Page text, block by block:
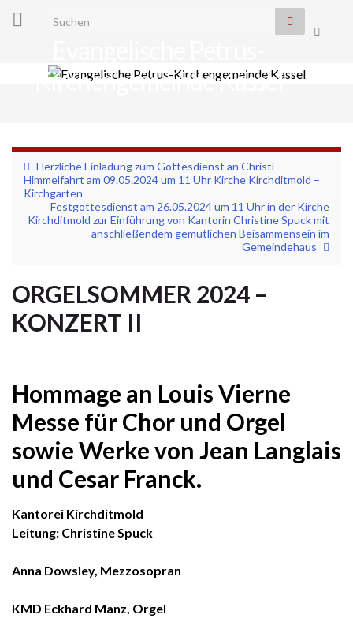
Search for:
Kirchengemeinde Kassel
Herzliche Einladung zum Gottesdienst an Christi
Himmelfahrt am 09.05.2024 um 11 Uhr Kirche Kirchditmold –
Kirchgarten
Festgottesdienst am 26.05.2024 um 11 Uhr in der Kirche
Kirchditmold zur Einführung von Kantorin Christine Spuck mit
anschließendem gemütlichen Beisammensein im
Gemeindehaus
ORGELSOMMER 2024 –
KONZERT II
Hommage an Louis Vierne
Messe für Chor und Orgel
sowie Werke von Jean Langlais
und Cesar Franck.
Kantorei Kirchditmold
Leitung: Christine Spuck
Anna Dowsley, Mezzosopran
KMD Eckhard Manz, Orgel